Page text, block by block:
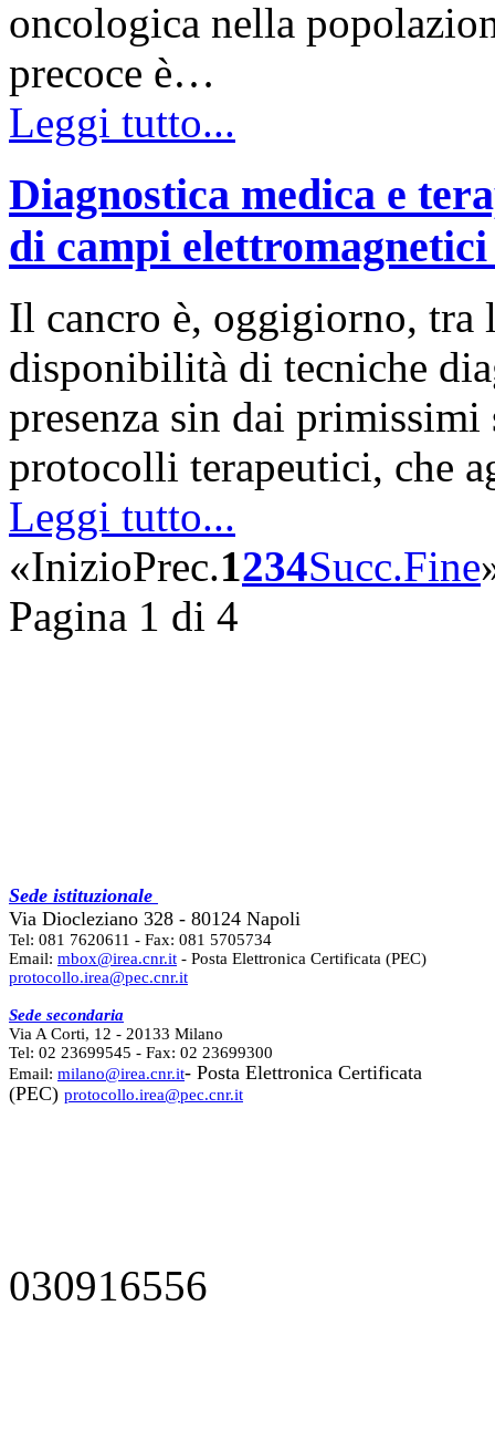
oncologica nella
precoce è…
Leggi tutto...
Diagnostica medica e
di campi
Il cancro è, oggigiorno, tra
disponibilità di tecniche
presenza sin dai
protocolli terapeutici, che
Leggi tutto...
«InizioPrec.1234Succ.Fine
Pagina 1 di 4
Sede istituzionale
Via Diocleziano 328 - 80124 Napoli
Tel: 081 7620611 - Fax: 081 5705734
Email: mbox@irea.cnr.it - Posta Elettronica Certificata (PEC)
protocollo.irea@pec.cnr.it
Sede secondaria
Via A Corti, 12 - 20133 Milano
Tel: 02 23699545 - Fax: 02 23699300
Email: milano@irea.cnr.it- Posta Elettronica Certificata
(PEC) protocollo.irea@pec.cnr.it
030916556